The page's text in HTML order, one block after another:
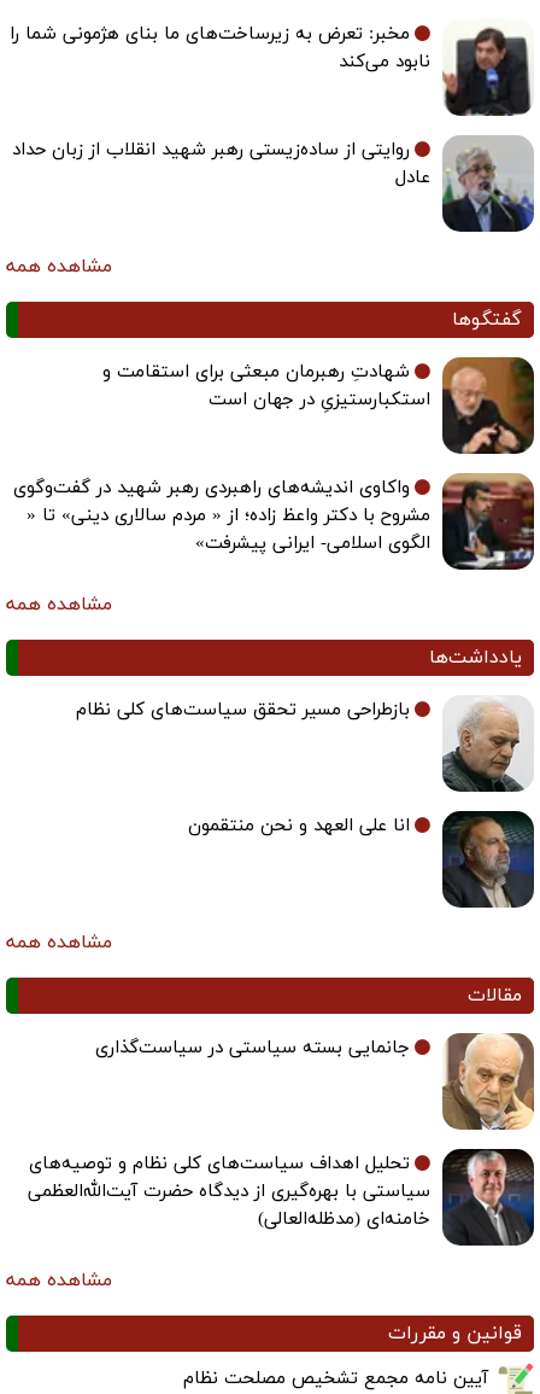
مخبر: تعرض به زیرساخت‌های ما بنای هژمونی شما را
نابود می‌کند
روایتی از ساده‌زیستی رهبر شهید انقلاب از زبان حداد
عادل
مشاهده همه
گفتگوها
شهادتِ رهبرمان مبعثی برای استقامت و
استکبارستیزیِ در جهان است
واکاوی اندیشه‌های راهبردی رهبر شهید در گفت‌وگوی
مشروح با دکتر واعظ زاده؛ از « مردم سالاری دینی» تا «
الگوی اسلامی- ایرانی پیشرفت»
مشاهده همه
یادداشت‌ها
بازطراحی مسیر تحقق سیاست‌های کلی نظام
انا علی العهد و نحن منتقمون
مشاهده همه
مقالات
جانمایی بسته سیاستی در سیاست‌گذاری
تحلیل اهداف سیاست‌های کلی نظام و توصیه‌های
سیاستی با بهره‌گیری از دیدگاه حضرت آیت‌الله‌العظمی
خامنه‌ای (مدظله‌العالی)
مشاهده همه
قوانین و مقررات
آیین نامه مجمع تشخیص مصلحت نظام